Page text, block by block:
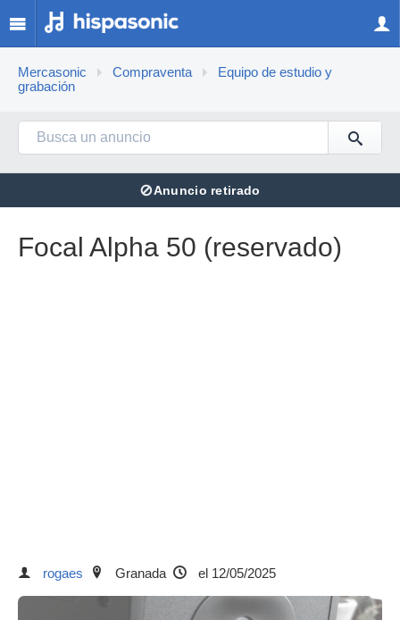
Mercasonic Compraventa
Equipo de estudio y
grabación
⊘Anuncio retirado
Focal Alpha 50 (reservado)
rogaes Granada el 12/05/2025